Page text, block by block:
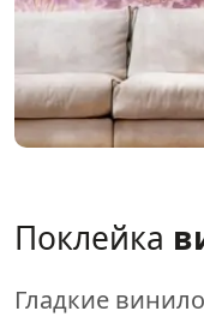
Поклейка
Гладкие